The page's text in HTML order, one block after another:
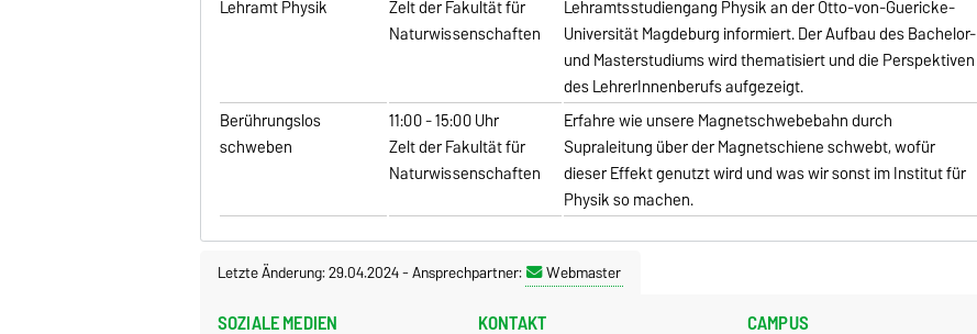
Lehramt Physik
Zelt der Fakultät für
Naturwissenschaften
Lehramtsstudiengang Physik an der Otto-von-Guericke-
Universität Magdeburg informiert. Der Aufbau des Bachelor-
und Masterstudiums wird thematisiert und die Perspektiven
des LehrerInnenberufs aufgezeigt.
Berührungslos
schweben
11:00 - 15:00 Uhr
Zelt der Fakultät für
Naturwissenschaften
Erfahre wie unsere Magnetschwebebahn durch
Supraleitung über der Magnetschiene schwebt, wofür
dieser Effekt genutzt wird und was wir sonst im Institut für
Physik so machen.
Letzte Änderung: 29.04.2024-Ansprechpartner: Webmaster
SOZIALE MEDIEN KONTAKT CAMPUS